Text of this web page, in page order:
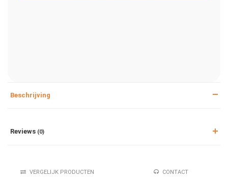
Beschrijving
Reviews (0)
VERGELIJK PRODUCTEN CONTACT